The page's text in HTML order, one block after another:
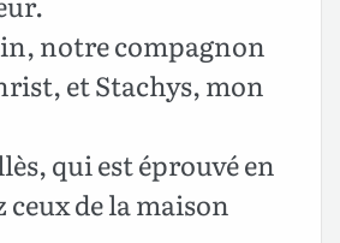
notre compagnon
et Stachys, mon
qui est éprouvé en
de la maison